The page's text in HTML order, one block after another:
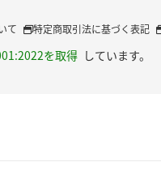
て 特定商取引法に基づく表記
を取得 しています。